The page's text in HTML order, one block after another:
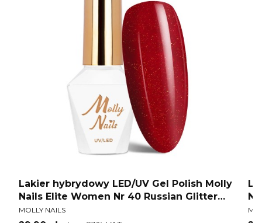
Lakier hybrydowy LED/UV Gel Polish Molly
Nails Elite Women Nr 40 Russian Glitter
HEMA/Di-HEMA Free 8g
PRODUCENT
MOLLY NAILS